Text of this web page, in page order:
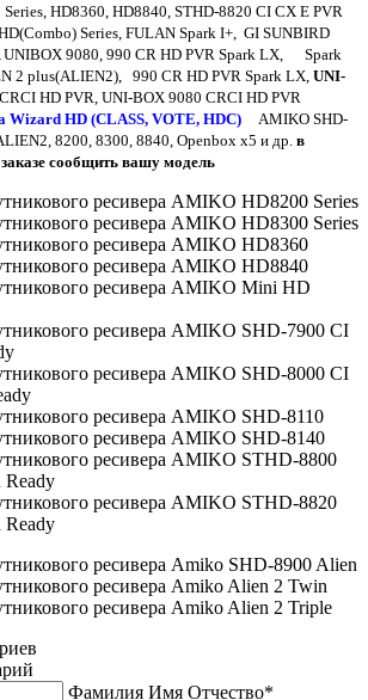
HD8360, HD8840, STHD-8820 CI CX E PVR
Series, FULAN Spark I+, GI SUNBIRD
9080, 990 CR HD PVR Spark LX, Spark
2 plus(ALIEN2), 990 CR HD PVR Spark LX, UNI-
HD PVR, UNI-BOX 9080 CRCI HD PVR
Wizard HD (CLASS, VOTE, HDC) AMIKO SHD-
8200, 8300, 8840, Openbox x5 и др. в
сообщить вашу модель
ресивера AMIKO HD8200 Series
ресивера AMIKO HD8300 Series
ресивера AMIKO HD8360
ресивера AMIKO HD8840
ресивера AMIKO Mini HD
ресивера AMIKO SHD-7900 CI
ресивера AMIKO SHD-8000 CI
ресивера AMIKO SHD-8110
ресивера AMIKO SHD-8140
ресивера AMIKO STHD-8800
ресивера AMIKO STHD-8820
ресивера Amiko SHD-8900 Alien
ресивера Amiko Alien 2 Twin
ресивера Amiko Alien 2 Triple
Фамилия Имя Отчество*